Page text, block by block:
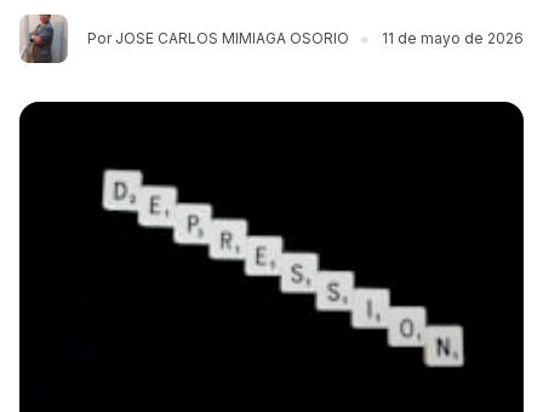
Por JOSE CARLOS MIMIAGA OSORIO • 11 de mayo de 2026